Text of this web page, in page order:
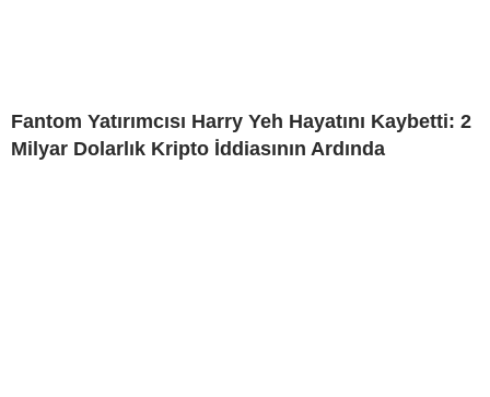
Fantom Yatırımcısı Harry Yeh Hayatını Kaybetti: 2
Milyar Dolarlık Kripto İddiasının Ardında